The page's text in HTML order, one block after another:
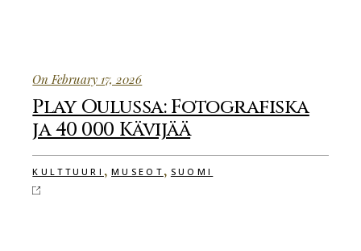
On February 17, 2026
Play Oulussa: Fotografiska
ja 40 000 Kävijää
KULTTUURI ,MUSEOT , SUOMI